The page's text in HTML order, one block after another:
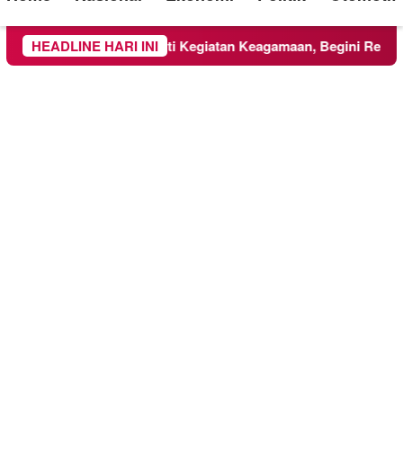
HEADLINE HARI INI
KKN UMM Ikuti Kegiatan Keagamaan, Begini Respons